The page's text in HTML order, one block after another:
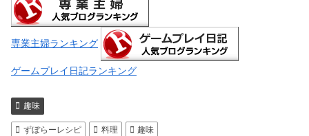
専業主婦ランキング
ゲームプレイ日記ランキング
趣味
ずぼらーレシピ 料理 趣味